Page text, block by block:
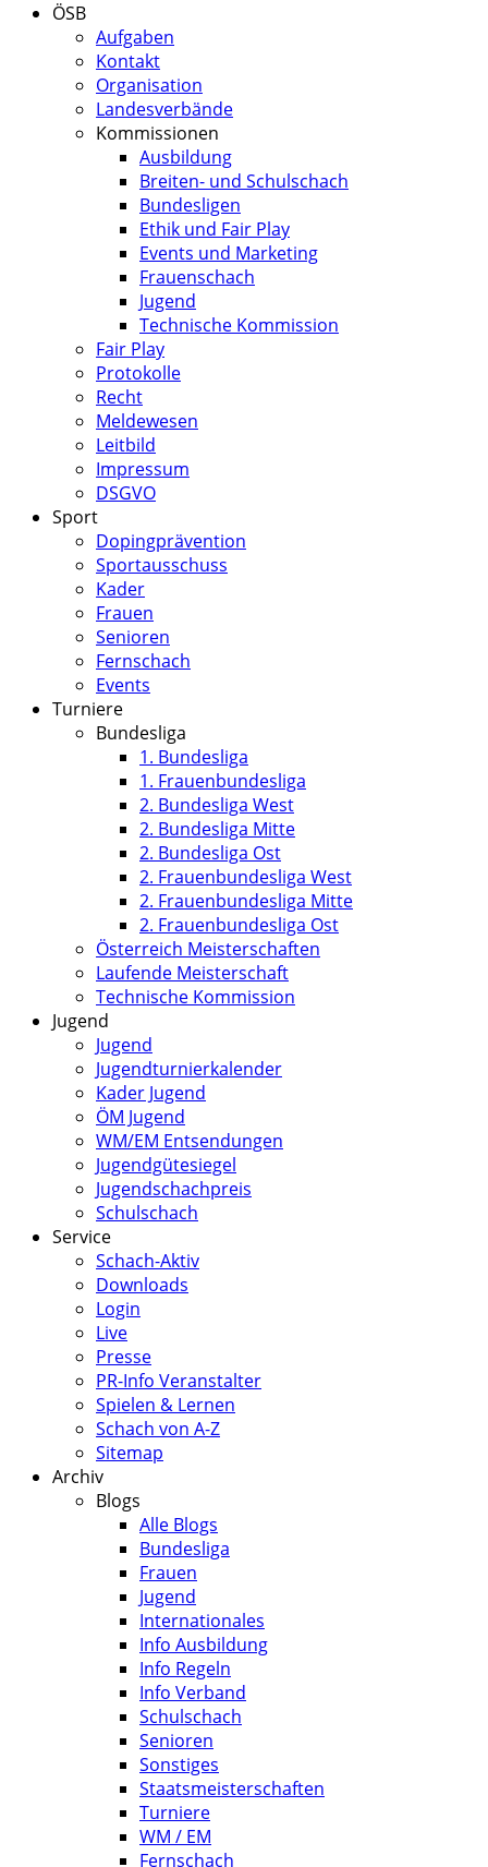
ÖSB
Aufgaben
Kontakt
Organisation
Landesverbände
Kommissionen
Ausbildung
Breiten- und Schulschach
Bundesligen
Ethik und Fair Play
Events und Marketing
Frauenschach
Jugend
Technische Kommission
Fair Play
Protokolle
Recht
Meldewesen
Leitbild
Impressum
DSGVO
Sport
Dopingprävention
Sportausschuss
Kader
Frauen
Senioren
Fernschach
Events
Turniere
Bundesliga
1. Bundesliga
1. Frauenbundesliga
2. Bundesliga West
2. Bundesliga Mitte
2. Bundesliga Ost
2. Frauenbundesliga West
2. Frauenbundesliga Mitte
2. Frauenbundesliga Ost
Österreich Meisterschaften
Laufende Meisterschaft
Technische Kommission
Jugend
Jugend
Jugendturnierkalender
Kader Jugend
ÖM Jugend
WM/EM Entsendungen
Jugendgütesiegel
Jugendschachpreis
Schulschach
Service
Schach-Aktiv
Downloads
Login
Live
Presse
PR-Info Veranstalter
Spielen & Lernen
Schach von A-Z
Sitemap
Archiv
Blogs
Alle Blogs
Bundesliga
Frauen
Jugend
Internationales
Info Ausbildung
Info Regeln
Info Verband
Schulschach
Senioren
Sonstiges
Staatsmeisterschaften
Turniere
WM / EM
Fernschach